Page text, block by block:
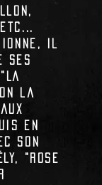
etc...
il
ses
La
la
en
son
" Rose